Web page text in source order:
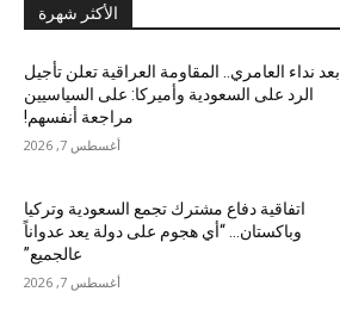
الأكثر شهرة
بعد نداء العامري.. المقاومة العراقية تعلن تأجيل
الرد على السعودية وأميركا: على السياسيين
مراجعة أنفسهم!
أغسطس 7, 2026
اتفاقية دفاع مشترك تجمع السعودية وتركيا
وباكستان… “أي هجوم على دولة يعد عدواناً
عالجميع”
أغسطس 7, 2026